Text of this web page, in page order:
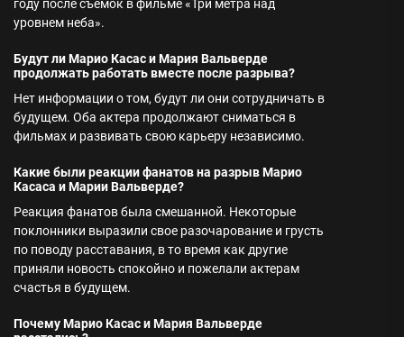
году после съемок в фильме «Три метра над
уровнем неба».
Будут ли Марио Касас и Мария Вальверде
продолжать работать вместе после разрыва?
Нет информации о том, будут ли они сотрудничать в
будущем. Оба актера продолжают сниматься в
фильмах и развивать свою карьеру независимо.
Какие были реакции фанатов на разрыв Марио
Касаса и Марии Вальверде?
Реакция фанатов была смешанной. Некоторые
поклонники выразили свое разочарование и грусть
по поводу расставания, в то время как другие
приняли новость спокойно и пожелали актерам
счастья в будущем.
Почему Марио Касас и Мария Вальверде